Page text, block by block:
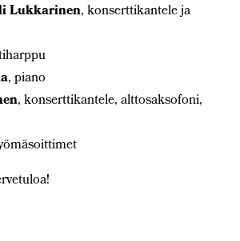
Lukkarinen, konserttikantele ja
, piano
, konserttikantele, alttosaksofoni,